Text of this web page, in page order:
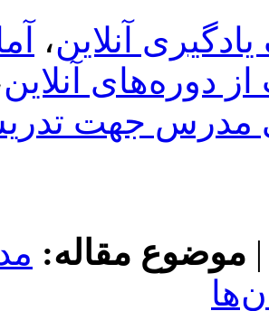
،آمادگی
،نتایج
آنلاین،
مدیریت